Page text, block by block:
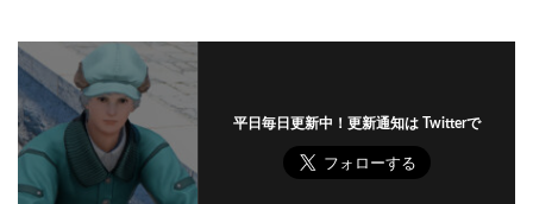
平日毎日更新中！更新通知は Twitterで